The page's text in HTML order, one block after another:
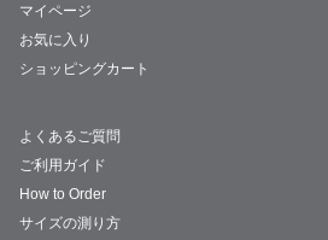
マイページ
お気に入り
ショッピングカート
よくあるご質問
ご利用ガイド
How to Order
サイズの測り方